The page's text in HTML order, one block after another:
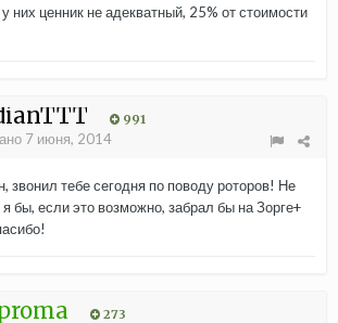
них ценник не адекватный, 25% от стоимости
991
7 июня, 2014
звонил тебе сегодня по поводу роторов! Не
бы, если это возможно, забрал бы на Зорге+
273